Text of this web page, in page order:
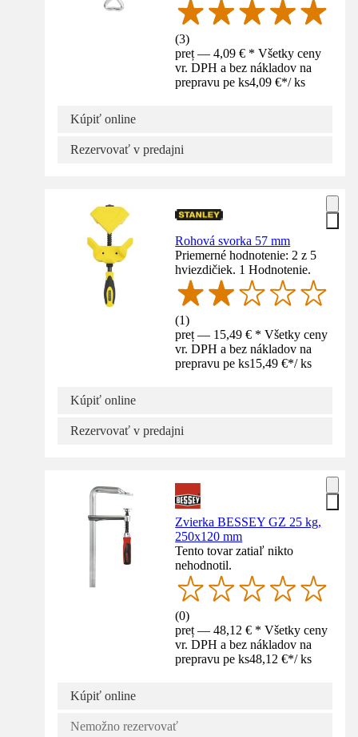
(3)
preț — 4,09 € * Všetky ceny
vr. DPH a bez nákladov na
prepravu pe ks4,09 €*/ ks
Kúpiť online
Rezervovať v predajni
Rohová svorka 57 mm
Priemerné hodnotenie: 2 z 5
hviezdičiek. 1 Hodnotenie.
(1)
preț — 15,49 € * Všetky ceny
vr. DPH a bez nákladov na
prepravu pe ks15,49 €*/ ks
Kúpiť online
Rezervovať v predajni
Zvierka BESSEY GZ 25 kg,
250x120 mm
Tento tovar zatiaľ nikto
nehodnotil.
(0)
preț — 48,12 € * Všetky ceny
vr. DPH a bez nákladov na
prepravu pe ks48,12 €*/ ks
Kúpiť online
Nemožno rezervovať